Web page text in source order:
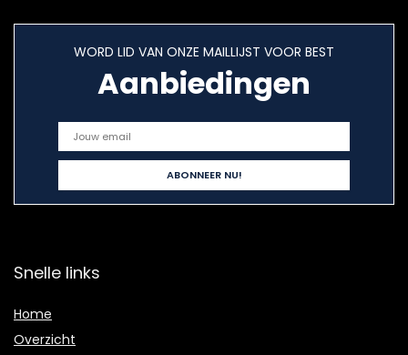
WORD LID VAN ONZE MAILLIJST VOOR BEST
Aanbiedingen
Snelle links
Home
Overzicht